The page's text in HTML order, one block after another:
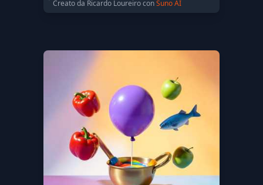
Creato da Ricardo Loureiro conSuno AI